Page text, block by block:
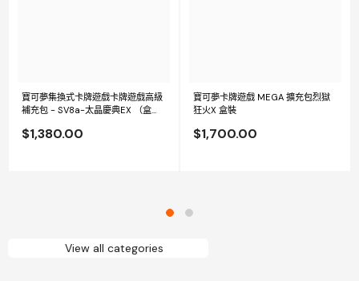
寶可夢集換式卡牌遊戲卡牌遊戲高級
補充包 - SV8a-太晶慶典EX （盒
$1,380.00
寶可夢卡牌遊戲 MEGA 擴充包烈獄
狂火X 盒裝
$1,700.00
View all categories